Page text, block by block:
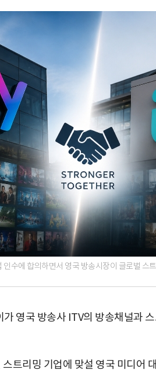
인수에 합의하면서 영국 방송시장이 글로벌 스
영국 방송사 ITV의 방송채널과
트리밍 기업에 맞설 영국 미디어